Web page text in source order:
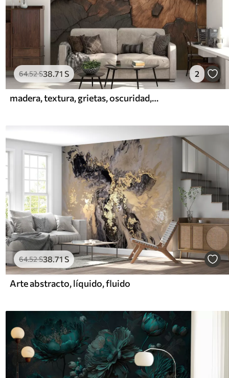
64.52S38 .71 S 2
madera, textura, grietas, oscuridad, corteza, superficie
64.52S38.71S
Arte abstracto, líquido, fluido